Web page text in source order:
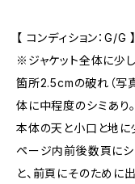
【 コンディション：G/G 】
※ジャケット全体に少
箇所2.5cmの破れ（写
体に中程度のシミあり。
本体の天と小口と地に
ページ内前後数頁に
と、前頁にそのために